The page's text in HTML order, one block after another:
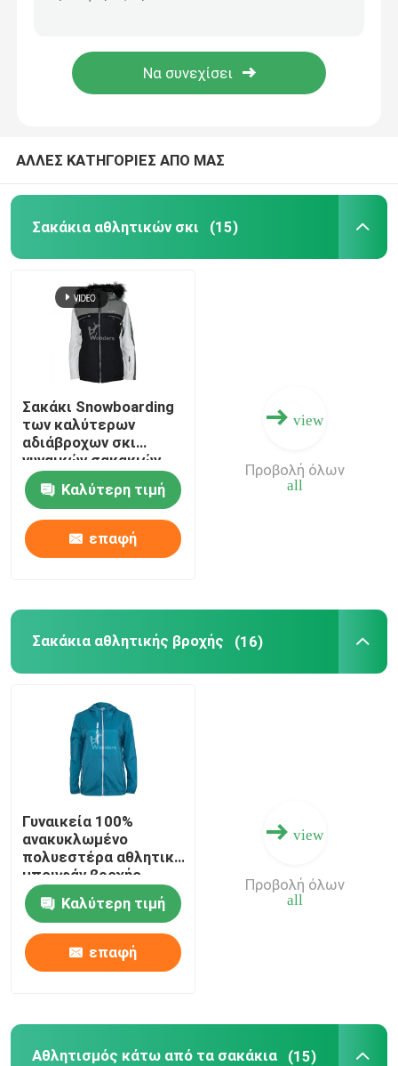
Windproof σακάκια Softshell
Αναπνεύσιμο σακάκι δεράτων
Υψηλές αθλητικές περικνημίδες μέσης
Αναπνεύσιμες αθλητικές μπλούζες
Αναπνεύσιμα πουκάμισα πόλο
Μπλούζες Hoodies πουλόβερ
Υψηλοί γλουτοί Waisted
ΑΛΛΕΣ ΚΑΤΗΓΟΡΙΕΣ ΑΠΟ ΜΑΣ
Σακάκια αθλητικών σκι (15)
Σακάκι Snowboarding
των καλύτερων
αδιάβροχων σκι
γυναικών σακακιών
υπαίθρια με τη γούνα
Καλύτερη τιμή
επαφή
view
all
Προβολή όλων
Σακάκια αθλητικής βροχής (16)
Γυναικεία 100%
ανακυκλωμένο
πολυεστέρα αθλητικό
μπουφάν βροχής
αντηλιακό
Καλύτερη τιμή
επαφή
view
all
Προβολή όλων
Αθλητισμός κάτω από τα σακάκια (15)